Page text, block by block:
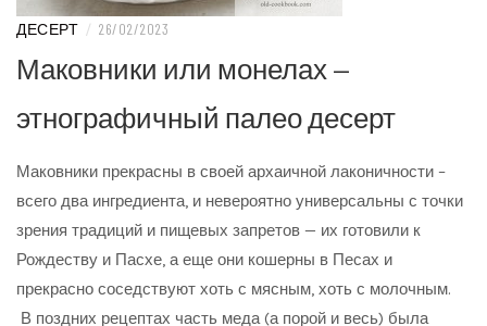
ДЕСЕРТ / 26/02/2023
Маковники или монелах —
этнографичный палео десерт
Маковники прекрасны в своей архаичной лаконичности –
всего два ингредиента, и невероятно универсальны с точки
зрения традиций и пищевых запретов — их готовили к
Рождеству и Пасхе, а еще они кошерны в Песах и
прекрасно соседствуют хоть с мясным, хоть с молочным.
В поздних рецептах часть меда (а порой и весь) была